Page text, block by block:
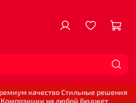
качество Стильные решения
Композиции на любой бюджет